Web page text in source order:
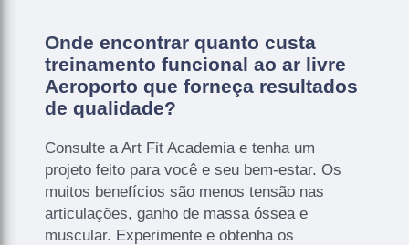
Onde encontrar quanto custa
treinamento funcional ao ar livre
Aeroporto que forneça resultados
de qualidade?
Consulte a Art Fit Academia e tenha um
projeto feito para você e seu bem-estar. Os
muitos benefícios são menos tensão nas
articulações, ganho de massa óssea e
muscular. Experimente e obtenha os